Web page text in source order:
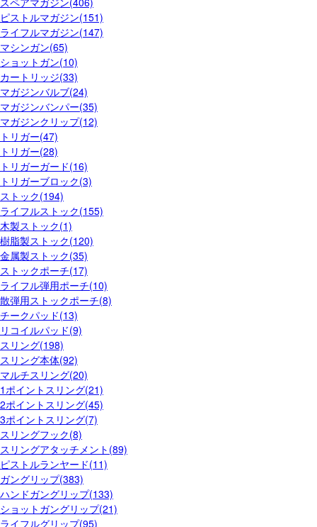
ピストルマガジン(151)
ライフルマガジン(147)
マシンガン(65)
ショットガン(10)
カートリッジ(33)
マガジンバルブ(24)
マガジンバンパー(35)
マガジンクリップ(12)
トリガー(47)
トリガー(28)
トリガーガード(16)
トリガーブロック(3)
ストック(194)
ライフルストック(155)
木製ストック(1)
樹脂製ストック(120)
金属製ストック(35)
ストックポーチ(17)
ライフル弾用ポーチ(10)
散弾用ストックポーチ(8)
チークパッド(13)
リコイルパッド(9)
スリング(198)
スリング本体(92)
マルチスリング(20)
1ポイントスリング(21)
2ポイントスリング(45)
3ポイントスリング(7)
スリングフック(8)
スリングアタッチメント(89)
ピストルランヤード(11)
ガングリップ(383)
ハンドガングリップ(133)
ショットガングリップ(21)
ライフルグリップ(95)